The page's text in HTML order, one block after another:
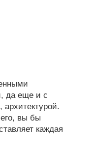
да еще и с
вы бы
каждая